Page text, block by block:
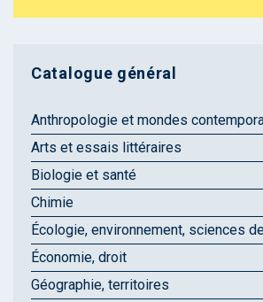
Catalogue général
Anthropologie et mondes
Arts et essais littéraires
Biologie et santé
Chimie
Écologie, environnement, sciences
Économie, droit
Géographie, territoires